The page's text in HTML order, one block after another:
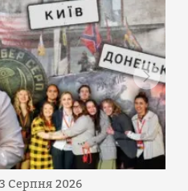
Серпня 2026